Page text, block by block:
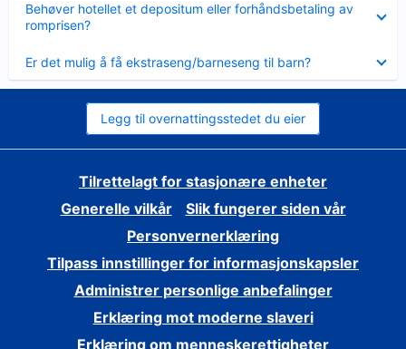
Behøver hotellet et depositum eller forhåndsbetaling av
romprisen?
mindre
Er det mulig å få ekstraseng/barneseng til barn?
mindre
Legg til overnattingsstedet du eier
Tilrettelagt for stasjonære enheter
Generelle vilkår
Slik fungerer siden vår
Personvernerklæring
Tilpass innstillinger for informasjonskapsler
Administrer personlige anbefalinger
Erklæring mot moderne slaveri
Erklæring om menneskerettigheter